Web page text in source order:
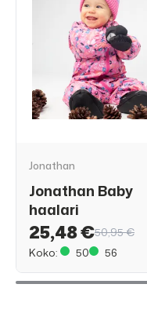
Jonathan
Jonathan Baby
haalari
25,48 €50,95 €
Koko:
50 56